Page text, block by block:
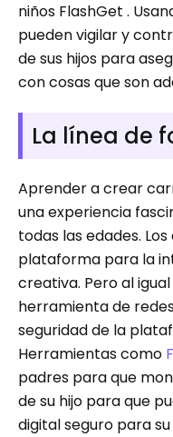
niños FlashGet .
pueden vigilar y
de sus hijos para
con cosas que son
La línea de
Aprender a crear
una experiencia
todas las edades.
plataforma para la
creativa. Pero al
herramienta de
seguridad de la
Herramientas como
padres para que
de su hijo para que
digital seguro para